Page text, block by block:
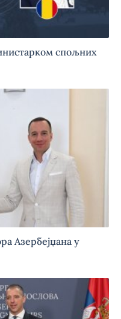
спољних
Азербејџана у